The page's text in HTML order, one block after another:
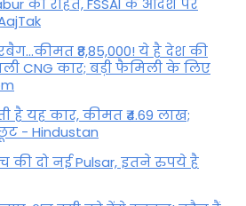
को राहत, FSSAI के आदेश पर
₹8,85,000! ये है देश की
CNG कार; बड़ी फैमिली के लिए
है यह कार, कीमत ₹4.69 लाख;
- Hindustan
की दो नई Pulsar, इतने रुपये है